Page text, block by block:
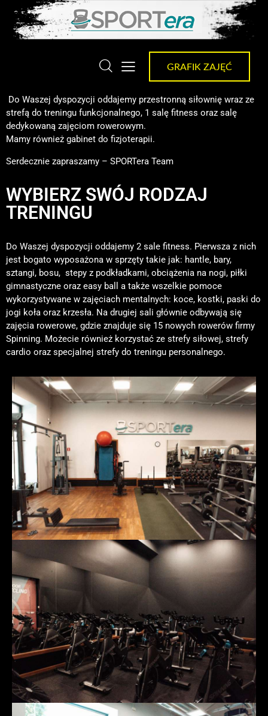
GRAFIK ZAJĘĆ
Do Waszej dyspozycji oddajemy przestronną siłownię wraz ze
strefą do treningu funkcjonalnego, 1 salę fitness oraz salę
dedykowaną zajęciom rowerowym.
Mamy również gabinet do fizjoterapii.
Serdecznie zapraszamy – SPORTera Team
WYBIERZ SWÓJ RODZAJ
TRENINGU
Do Waszej dyspozycji oddajemy 2 sale fitness. Pierwsza z nich
jest bogato wyposażona w sprzęty takie jak: hantle, bary,
sztangi, bosu, stepy z podkładkami, obciążenia na nogi, piłki
gimnastyczne oraz easy ball a także wszelkie pomoce
wykorzystywane w zajęciach mentalnych: koce, kostki, paski do
jogi koła oraz krzesła. Na drugiej sali głównie odbywają się
zajęcia rowerowe, gdzie znajduje się 15 nowych rowerów firmy
Spinning. Możecie również korzystać ze strefy siłowej, strefy
cardio oraz specjalnej strefy do treningu personalnego.